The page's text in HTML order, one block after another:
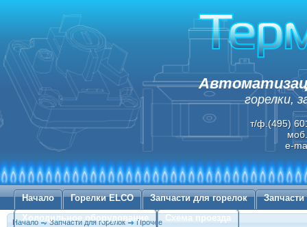
горелки,
т/ф.(495)
e-
Начало Горелки ELCO Запчасти для горелок
Холодильное оборудование
Схема проезда
Начало Запчасти для горелок Прочее